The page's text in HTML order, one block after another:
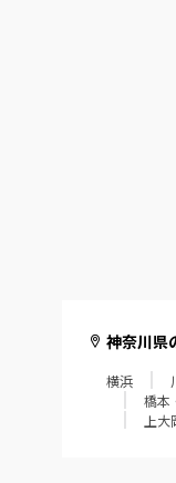
神奈川県
横浜
橋本
上